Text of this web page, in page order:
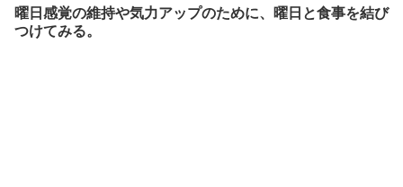
曜日感覚の維持や気力アップのために、曜日と食事を結び
つけてみる。